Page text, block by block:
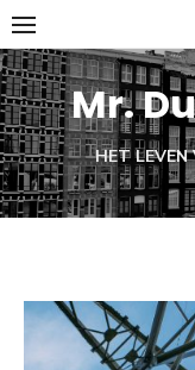
Ga
naar
de
inhoud
Mr.
HET LEVEN